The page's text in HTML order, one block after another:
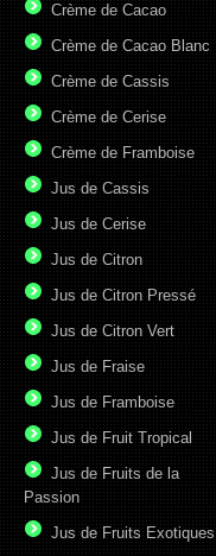
Crème de Cacao
Crème de Cacao Blanc
Crème de Cassis
Crème de Cerise
Crème de Framboise
Jus de Cassis
Jus de Cerise
Jus de Citron
Jus de Citron Pressé
Jus de Citron Vert
Jus de Fraise
Jus de Framboise
Jus de Fruit Tropical
Jus de Fruits de la
Passion
Jus de Fruits Exotiques